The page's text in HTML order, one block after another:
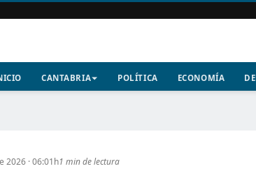
CANTABRIA POLÍTICA ECONOMÍA
2026 · 06:01h1 min de lectura